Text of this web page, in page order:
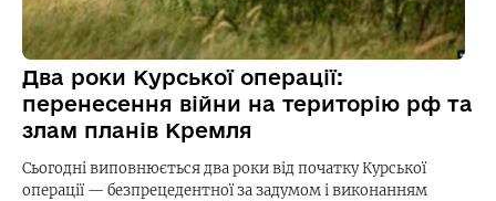
Два роки Курської операції:
перенесення війни на територію рф та
злам планів Кремля
Сьогодні виповнюється два роки від початку Курської
операції — безпрецедентної за задумом і виконанням